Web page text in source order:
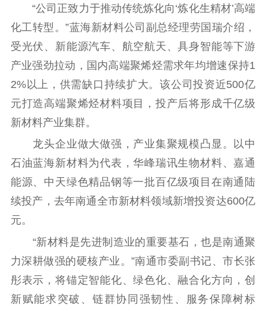
“公司正致力于推动传统炼化向‘炼化生精材’高端
化工转型。”蓝海新材料公司副总经理劳国瑞介绍，
受光伏、新能源汽车、航空航天、具身智能等下游
产业强劲拉动，国内高端聚烯烃需求年均增速保持1
2%以上，供需缺口持续扩大。该公司投资近500亿
元打造高端聚烯烃材料项目，投产后将形成千亿级
新材料产业集群。
龙头企业做大做强，产业集聚规模凸显。以中
石油蓝海新材料为代表，华峰瑞讯生物材料、嘉通
能源、中天绿色精品钢等一批百亿级项目在南通陆
续投产，去年南通全市新材料领域新增投资达600亿
元。
“新材料是先进制造业的重要基石，也是南通聚
力深耕做强的硬核产业。”南通市委副书记、市长张
彤表示，将锚定智能化、绿色化、融合化方向，创
新赋能求突破、链群协同强韧性、服务保障树标